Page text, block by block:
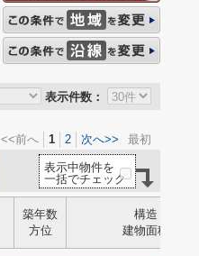
表示件数：
<<前へ 1 2 次へ>> 最初
表示中物件を
一括でチェック
築年数
方位
構造
建物面積